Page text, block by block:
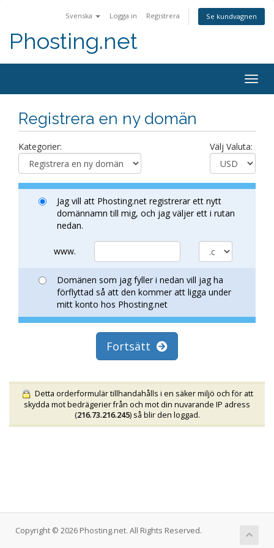
Svenska Logga in Registrera Se kundvagnen
Phosting.net
Registrera en ny domän
Kategorier: Välj Valuta:
Jag vill att Phosting.net registrerar ett nytt
domännamn till mig, och jag väljer ett i rutan
nedan.
www.
Domänen som jag fyller i nedan vill jag ha
förflyttad så att den kommer att ligga under
mitt konto hos Phosting.net
Fortsätt
Detta orderformulär tillhandahålls i en säker miljö och för att
skydda mot bedrägerier från och mot din nuvarande IP adress
(216.73.216.245) så blir den loggad.
Copyright © 2026 Phosting.net. All Rights Reserved.